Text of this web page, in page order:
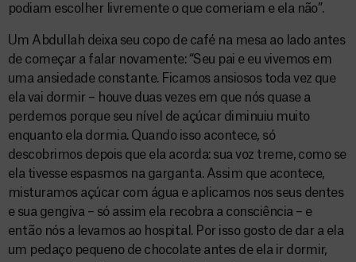
podiam escolher livremente o que comeriam e ela não”.
Um Abdullah deixa seu copo de café na mesa ao lado antes
de começar a falar novamente: “Seu pai e eu vivemos em
uma ansiedade constante. Ficamos ansiosos toda vez que
ela vai dormir – houve duas vezes em que nós quase a
perdemos porque seu nível de açúcar diminuiu muito
enquanto ela dormia. Quando isso acontece, só
descobrimos depois que ela acorda: sua voz treme, como se
ela tivesse espasmos na garganta. Assim que acontece,
misturamos açúcar com água e aplicamos nos seus dentes
e sua gengiva – só assim ela recobra a consciência – e
então nós a levamos ao hospital. Por isso gosto de dar a ela
um pedaço pequeno de chocolate antes de ela ir dormir,